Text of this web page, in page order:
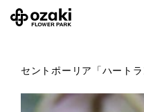
セントポーリア「ハート